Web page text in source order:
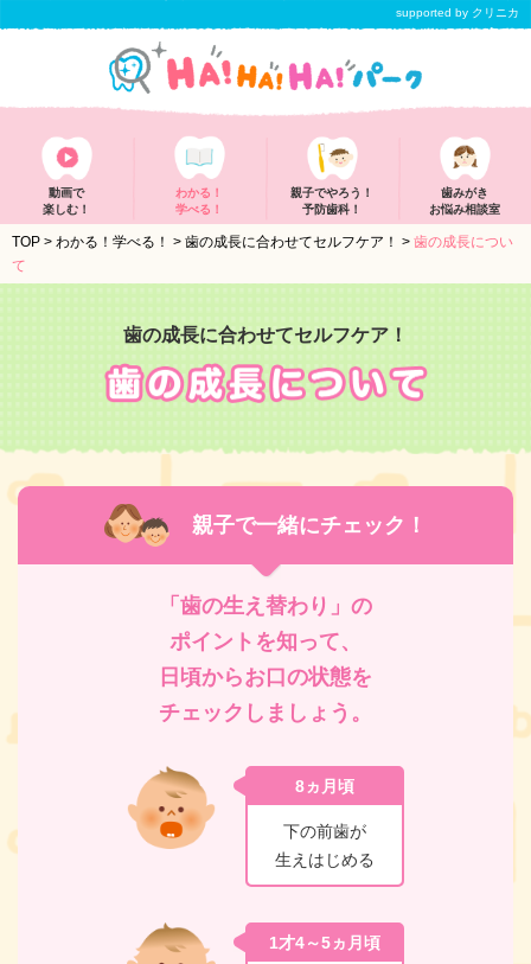
supported by クリニカ
動画で
楽しむ！
わかる！
学べる！
親子でやろう！
予防歯科！
歯みがき
お悩み相談室
TOP > わかる！学べる！ > 歯の成長に合わせてセルフケア！ > 歯の成長につい
て
歯の成長に合わせてセルフケア！
親子で一緒にチェック！
「歯の生え替わり」の
ポイントを知って、
日頃からお口の状態を
チェックしましょう。
8ヵ月頃
下の前歯が
生えはじめる
1才4～5ヵ月頃